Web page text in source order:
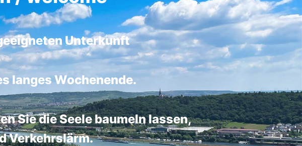
Unterkunft
langes Wochenende.
Sie die Seele baumeln lassen,
Verkehrslärm.